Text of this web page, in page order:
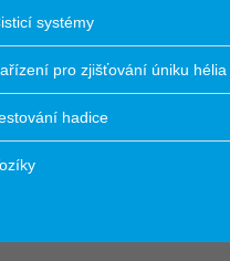
systémy
pro zjišťování úniku hélia
hadice